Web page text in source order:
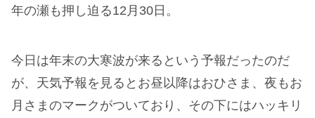
年の瀬も押し迫る12月30日。
今日は年末の大寒波が来るという予報だったのだ
が、天気予報を見るとお昼以降はおひさま、夜もお
月さまのマークがついており、その下にはハッキリ